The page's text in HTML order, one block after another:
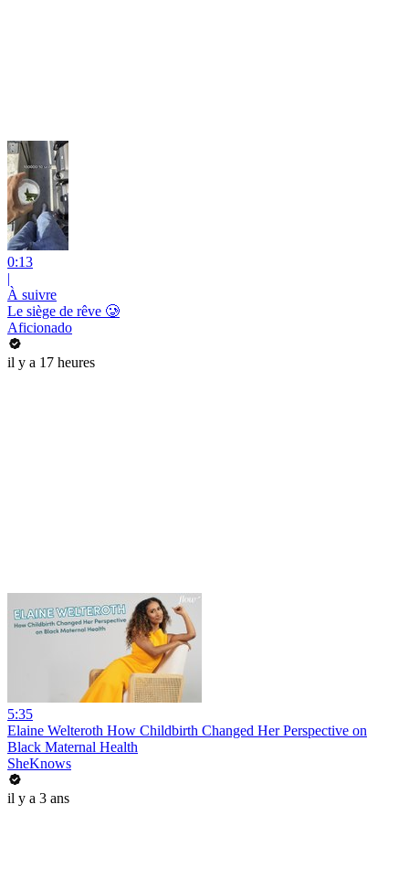
0:13
|
À suivre
Le siège de rêve 🥲
Aficionado
il y a 17 heures
5:35
Elaine Welteroth How Childbirth Changed Her Perspective on
Black Maternal Health
SheKnows
il y a 3 ans